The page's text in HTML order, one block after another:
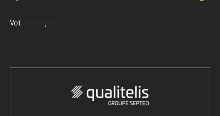
Demander une estimation
Votre compte :
Accéder à mon compte